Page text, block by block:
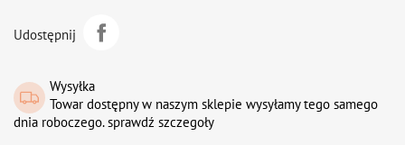
Udostępnij
Wysyłka
Towar dostępny w naszym sklepie wysyłamy tego samego
dnia roboczego. sprawdź szczegoły